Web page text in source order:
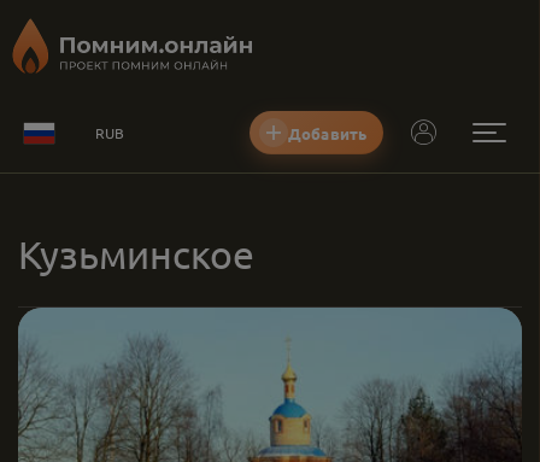
RUB Добавить
Кузьминское